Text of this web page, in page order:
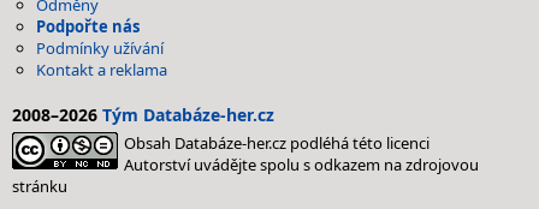
Odměny
Podpořte nás
Podmínky užívání
Kontakt a reklama
2008–2026 Tým Databáze-her.cz
Obsah Databáze-her.cz podléhá této licenci
Autorství uvádějte spolu s odkazem na zdrojovou
stránku